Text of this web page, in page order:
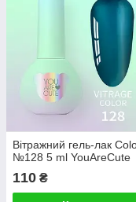
Вітражний гель-лак
№128 5 ml YouAreCute
110 ₴